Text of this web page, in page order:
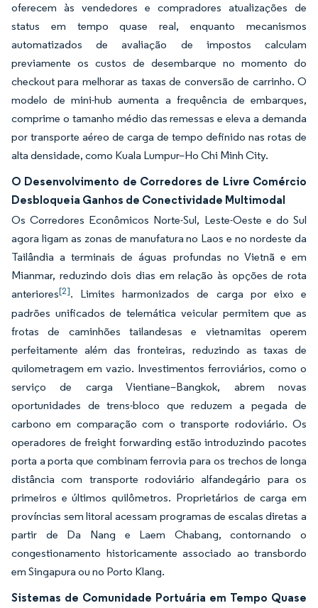
oferecem às vendedores e compradores atualizações de
status em tempo quase real, enquanto mecanismos
automatizados de avaliação de impostos calculam
previamente os custos de desembarque no momento do
checkout para melhorar as taxas de conversão de carrinho. O
modelo de mini-hub aumenta a frequência de embarques,
comprime o tamanho médio das remessas e eleva a demanda
por transporte aéreo de carga de tempo definido nas rotas de
alta densidade, como Kuala Lumpur–Ho Chi Minh City.
O Desenvolvimento de Corredores de Livre Comércio
Desbloqueia Ganhos de Conectividade Multimodal
Os Corredores Econômicos Norte-Sul, Leste-Oeste e do Sul
agora ligam as zonas de manufatura no Laos e no nordeste da
Tailândia a terminais de águas profundas no Vietnã e em
Mianmar, reduzindo dois dias em relação às opções de rota
anteriores[2]. Limites harmonizados de carga por eixo e
padrões unificados de telemática veicular permitem que as
frotas de caminhões tailandesas e vietnamitas operem
perfeitamente além das fronteiras, reduzindo as taxas de
quilometragem em vazio. Investimentos ferroviários, como o
serviço de carga Vientiane–Bangkok, abrem novas
oportunidades de trens-bloco que reduzem a pegada de
carbono em comparação com o transporte rodoviário. Os
operadores de freight forwarding estão introduzindo pacotes
porta a porta que combinam ferrovia para os trechos de longa
distância com transporte rodoviário alfandegário para os
primeiros e últimos quilômetros. Proprietários de carga em
províncias sem litoral acessam programas de escalas diretas a
partir de Da Nang e Laem Chabang, contornando o
congestionamento historicamente associado ao transbordo
em Singapura ou no Porto Klang.
Sistemas de Comunidade Portuária em Tempo Quase